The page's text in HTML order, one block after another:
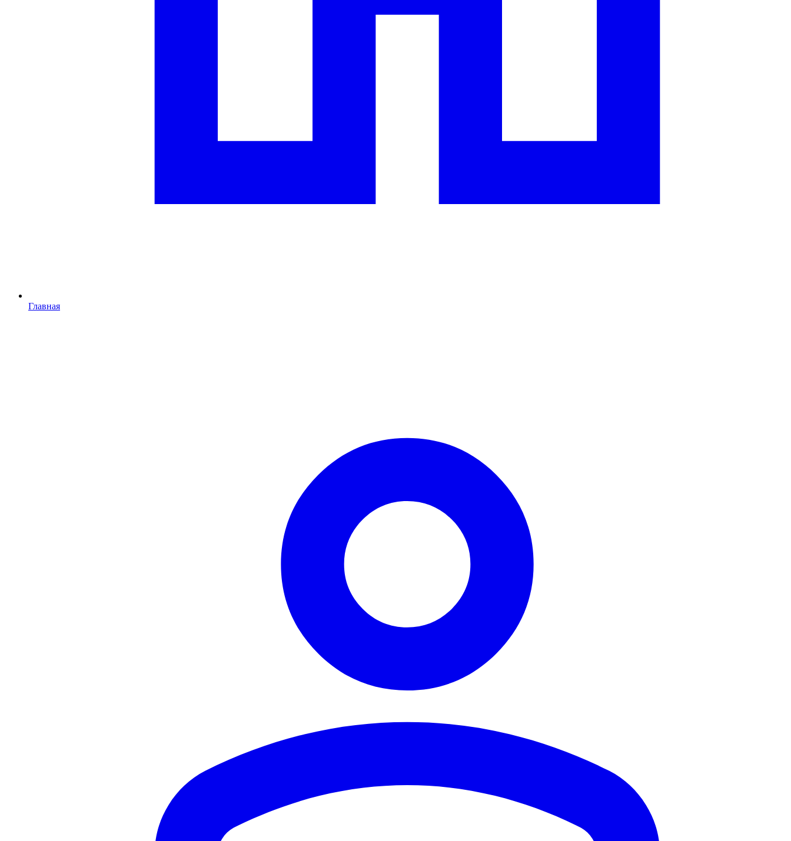
Главная